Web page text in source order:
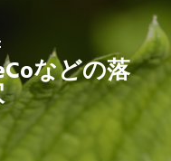
などの落